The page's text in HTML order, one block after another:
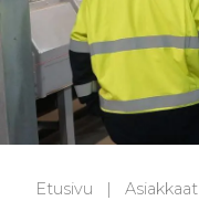
Etusivu | Asiakkaat